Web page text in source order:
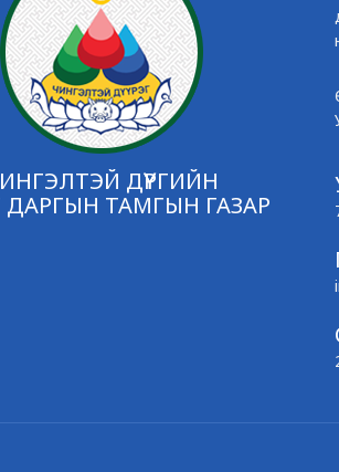
ДҮҮРГИЙН
ДАРГЫН ТАМГЫН ГАЗАР